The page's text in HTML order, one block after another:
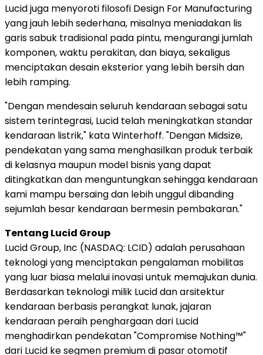
Lucid juga menyoroti filosofi Design For Manufacturing
yang jauh lebih sederhana, misalnya meniadakan lis
garis sabuk tradisional pada pintu, mengurangi jumlah
komponen, waktu perakitan, dan biaya, sekaligus
menciptakan desain eksterior yang lebih bersih dan
lebih ramping.
"Dengan mendesain seluruh kendaraan sebagai satu
sistem terintegrasi, Lucid telah meningkatkan standar
kendaraan listrik," kata Winterhoff. "Dengan Midsize,
pendekatan yang sama menghasilkan produk terbaik
di kelasnya maupun model bisnis yang dapat
ditingkatkan dan menguntungkan sehingga kendaraan
kami mampu bersaing dan lebih unggul dibanding
sejumlah besar kendaraan bermesin pembakaran."
Tentang Lucid Group
Lucid Group, Inc (NASDAQ: LCID) adalah perusahaan
teknologi yang menciptakan pengalaman mobilitas
yang luar biasa melalui inovasi untuk memajukan dunia.
Berdasarkan teknologi milik Lucid dan arsitektur
kendaraan berbasis perangkat lunak, jajaran
kendaraan peraih penghargaan dari Lucid
menghadirkan pendekatan "Compromise Nothing™"
dari Lucid ke segmen premium di pasar otomotif